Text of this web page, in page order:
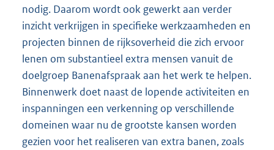
nodig. Daarom wordt ook gewerkt aan verder
inzicht verkrijgen in specifieke werkzaamheden en
projecten binnen de rijksoverheid die zich ervoor
lenen om substantieel extra mensen vanuit de
doelgroep Banenafspraak aan het werk te helpen.
Binnenwerk doet naast de lopende activiteiten en
inspanningen een verkenning op verschillende
domeinen waar nu de grootste kansen worden
gezien voor het realiseren van extra banen, zoals